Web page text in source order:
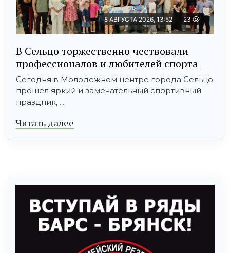
8 АВГУСТА 2026, 13:52 23
В Сельцо торжественно чествовали
профессионалов и любителей спорта
Сегодня в Молодежном центре города Сельцо
прошел яркий и замечательный спортивный
праздник, ...
Читать далее